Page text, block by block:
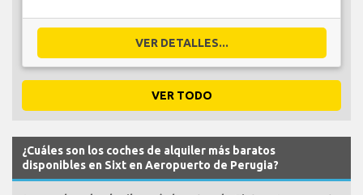
VER DETALLES...
VER TODO
¿Cuáles son los coches de alquiler más baratos
disponibles en Sixt en Aeropuerto de Perugia?